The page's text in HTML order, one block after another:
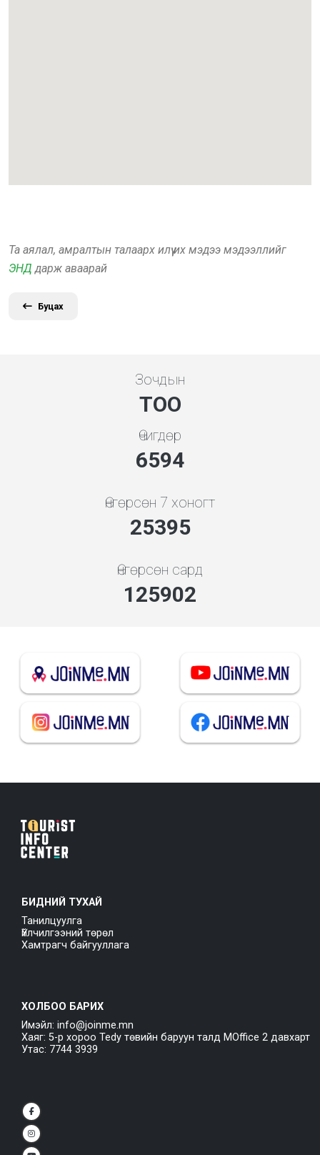
Та аялал, амралтын талаарх илүү их мэдээ мэдээллийг
ЭНД дарж аваарай
Буцах
Зочдын
ТОО
Өчигдөр
7354
Өнгөрсөн 7 хоногт
28325
Өнгөрсөн сард
140429
БИДНИЙ ТУХАЙ
Танилцуулга
Үйлчилгээний төрөл
Хамтрагч байгууллага
ХОЛБОО БАРИХ
Имэйл: info@joinme.mn
Хаяг: 5-р хороо Tedy төвийн баруун талд MOffice 2 давхарт
Утас: 7744 3939